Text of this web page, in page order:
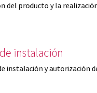
del producto y la
instalación
instalación y autorización